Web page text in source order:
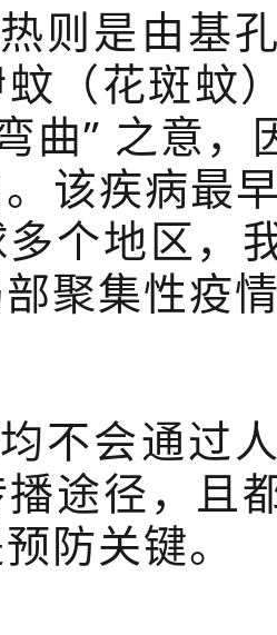
则是由基
（花斑蚊
曲” 之意，
该疾病最
个地区，
聚集性疫
不会通过
途径，且
防关键。